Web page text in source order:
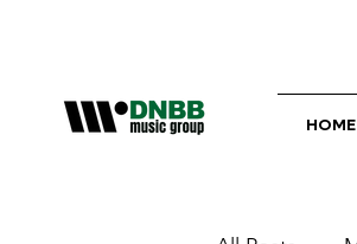
HOME